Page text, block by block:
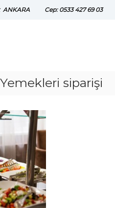
ANKARA Cep: 0533 427 69 03
siparişi